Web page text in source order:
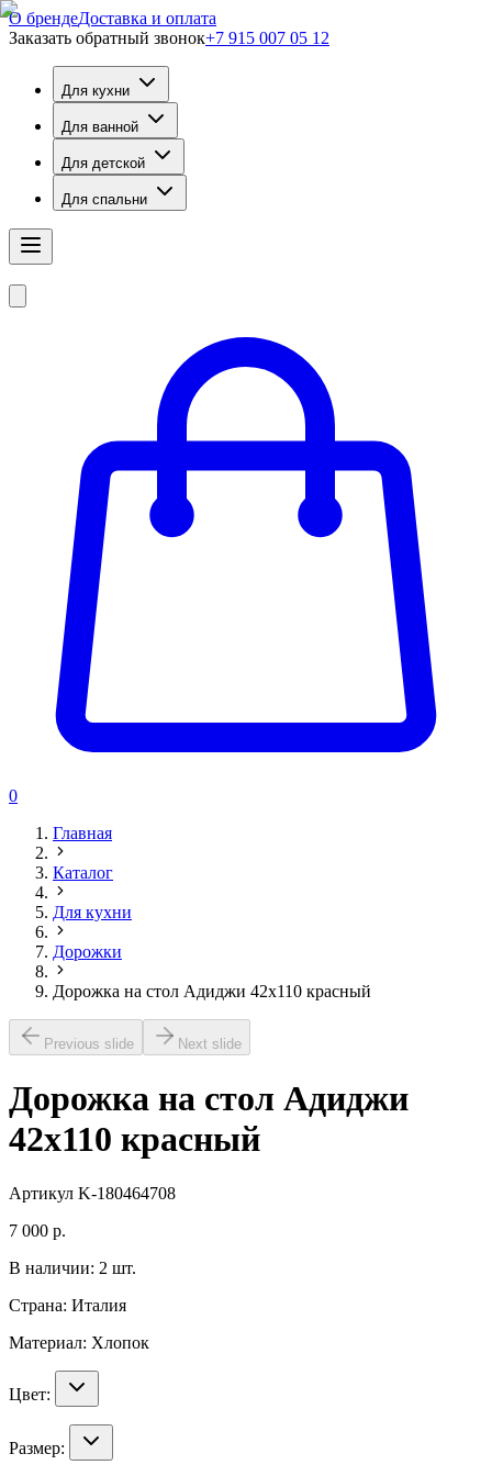
О брендеДоставка и оплата
Заказать обратный звонок+7 915 007 05 12
Для кухни
Для ванной
Для детской
Для спальни
0
Главная
Каталог
Для кухни
Дорожки
Дорожка на стол Адиджи 42х110 красный
Previous slide Next slide
Дорожка на стол Адиджи
42х110 красный
Артикул K-180464708
7 000 р.
В наличии: 2 шт.
Страна: Италия
Материал: Хлопок
Цвет:
Размер: